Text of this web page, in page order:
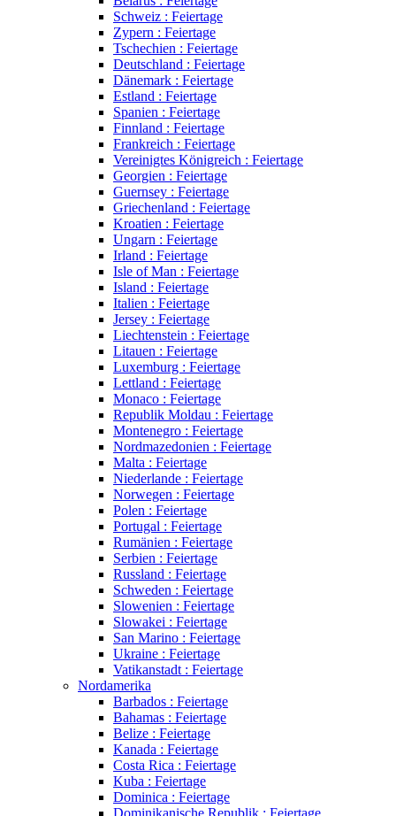
Schweiz : Feiertage
Zypern : Feiertage
Tschechien : Feiertage
Deutschland : Feiertage
Dänemark : Feiertage
Estland : Feiertage
Spanien : Feiertage
Finnland : Feiertage
Frankreich : Feiertage
Vereinigtes Königreich : Feiertage
Georgien : Feiertage
Guernsey : Feiertage
Griechenland : Feiertage
Kroatien : Feiertage
Ungarn : Feiertage
Irland : Feiertage
Isle of Man : Feiertage
Island : Feiertage
Italien : Feiertage
Jersey : Feiertage
Liechtenstein : Feiertage
Litauen : Feiertage
Luxemburg : Feiertage
Lettland : Feiertage
Monaco : Feiertage
Republik Moldau : Feiertage
Montenegro : Feiertage
Nordmazedonien : Feiertage
Malta : Feiertage
Niederlande : Feiertage
Norwegen : Feiertage
Polen : Feiertage
Portugal : Feiertage
Rumänien : Feiertage
Serbien : Feiertage
Russland : Feiertage
Schweden : Feiertage
Slowenien : Feiertage
Slowakei : Feiertage
San Marino : Feiertage
Ukraine : Feiertage
Vatikanstadt : Feiertage
Nordamerika
Barbados : Feiertage
Bahamas : Feiertage
Belize : Feiertage
Kanada : Feiertage
Costa Rica : Feiertage
Kuba : Feiertage
Dominica : Feiertage
Dominikanische Republik : Feiertage